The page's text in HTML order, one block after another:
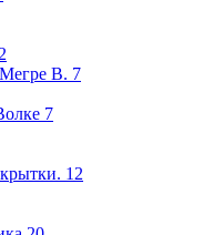
В. 7
7
12